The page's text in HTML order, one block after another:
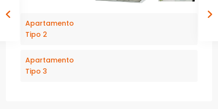
Apartamento
Tipo 2
Apartamento
Tipo 3